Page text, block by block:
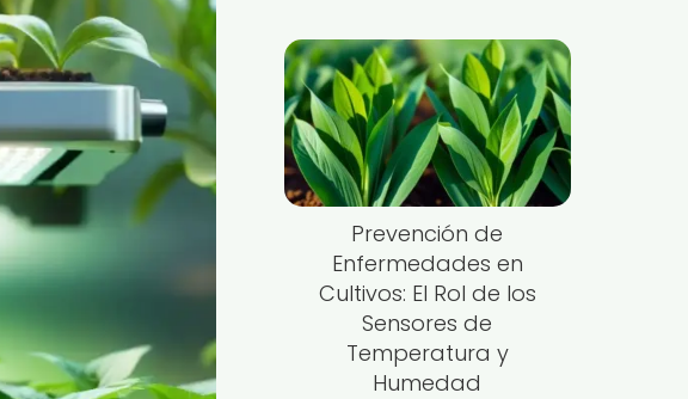
Prevención de
Enfermedades en
Cultivos: El Rol de los
Sensores de
Temperatura y
Humedad